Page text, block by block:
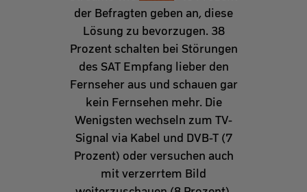
der Befragten geben an, diese
Lösung zu bevorzugen. 38
Prozent schalten bei Störungen
des SAT Empfang lieber den
Fernseher aus und schauen gar
kein Fernsehen mehr. Die
Wenigsten wechseln zum TV-
Signal via Kabel und DVB-T (7
Prozent) oder versuchen auch
mit verzerrtem Bild